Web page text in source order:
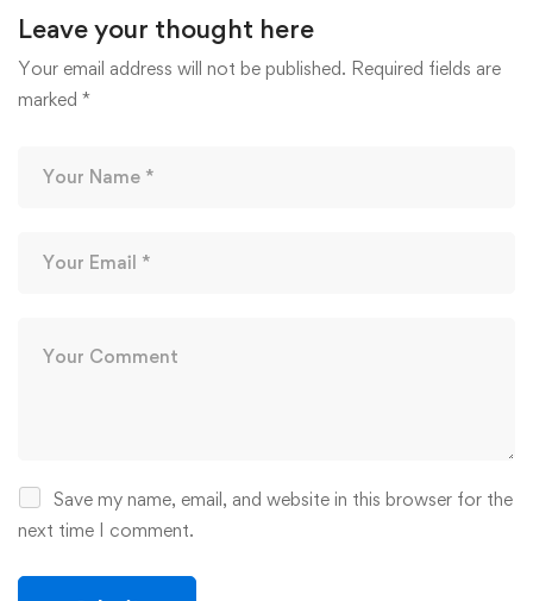
Leave your thought here
Your email address will not be published. Required fields are
marked *
Save my name, email, and website in this browser for the
next time I comment.